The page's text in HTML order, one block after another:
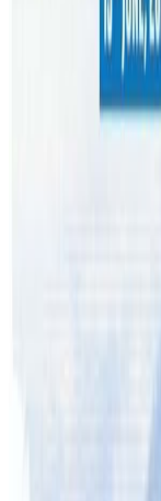
दाबी छ ।
पाइने गरेको
सन् २००९ मा झण्डै
केही होयल आफै
होयललाई
रहने जनाएको छ ।